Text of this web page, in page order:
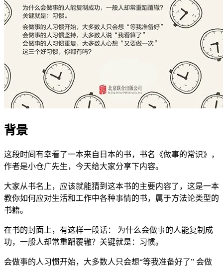
背景
这段时间有幸看了一本来自日本的书，书名《做事的常识》，
作者是小仓广先生，今天给大家分享下内容。
大家从书名上，应该就能猜到这本书的主要内容了，这是一本
教你如何应对生活和工作中各种事情的书，属于方法论类型的
书籍。
在书的封面上，有这样一段话： 为什么会做事的人能复制成
功，一般人却常重蹈覆辙？关键就是：习惯。
会做事的人习惯开始，大多数人只会想“等我准备好了” 会做